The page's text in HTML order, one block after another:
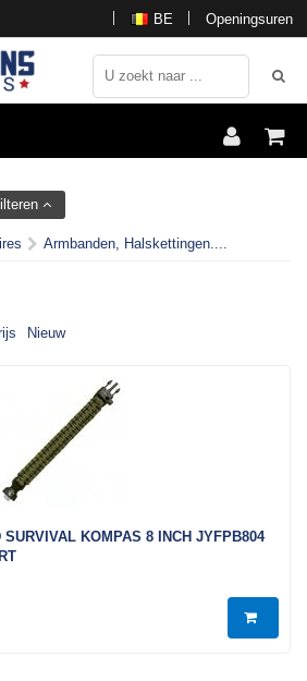
Openingsuren
BE
Armbanden, Halskettingen....
Nieuw
SURVIVAL KOMPAS 8 INCH JYFPB804